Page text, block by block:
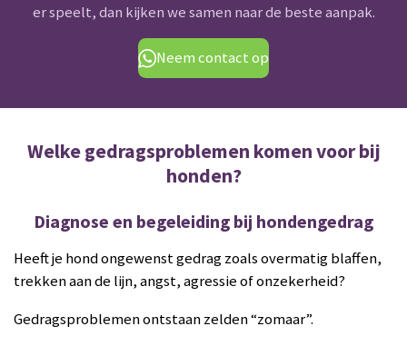
er speelt, dan kijken we samen naar de beste aanpak.
Neem contact op
Welke gedragsproblemen komen voor bij
honden?
Diagnose en begeleiding bij hondengedrag
Heeft je hond ongewenst gedrag zoals overmatig blaffen,
trekken aan de lijn, angst, agressie of onzekerheid?
Gedragsproblemen ontstaan zelden “zomaar”.